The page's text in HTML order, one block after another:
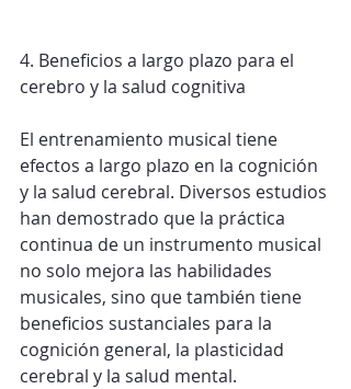
4. Beneficios a largo plazo para el
cerebro y la salud cognitiva
El entrenamiento musical tiene
efectos a largo plazo en la cognición
y la salud cerebral. Diversos estudios
han demostrado que la práctica
continua de un instrumento musical
no solo mejora las habilidades
musicales, sino que también tiene
beneficios sustanciales para la
cognición general, la plasticidad
cerebral y la salud mental.